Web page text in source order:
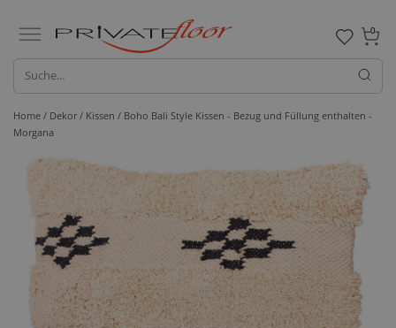
0
Home / Dekor / Kissen / Boho Bali Style Kissen - Bezug und Füllung enthalten -
Morgana